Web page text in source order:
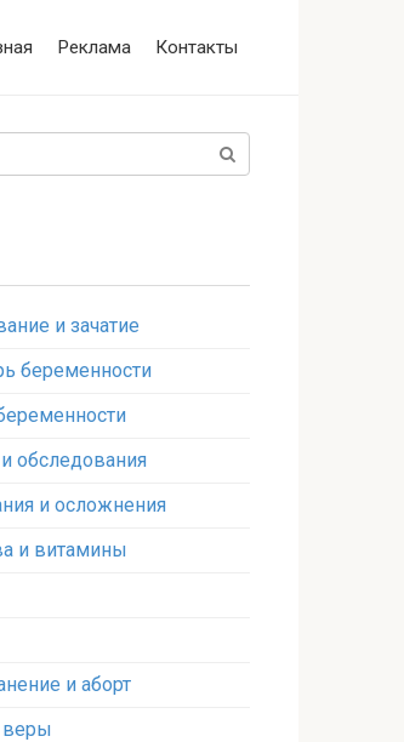
Реклама Контакты
и зачатие
беременности
обследования
и осложнения
и витамины
и аборт